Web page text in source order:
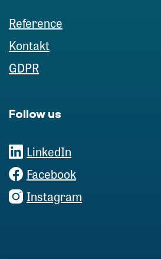
Reference
Kontakt
GDPR
Follow us
LinkedIn
Facebook
Instagram